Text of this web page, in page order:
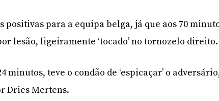
positivas para a equipa belga, já que aos 70
lesão, ligeiramente ‘tocado’ no tornozelo direito.
minutos, teve o condão de ‘espicaçar’ o
Dries Mertens.